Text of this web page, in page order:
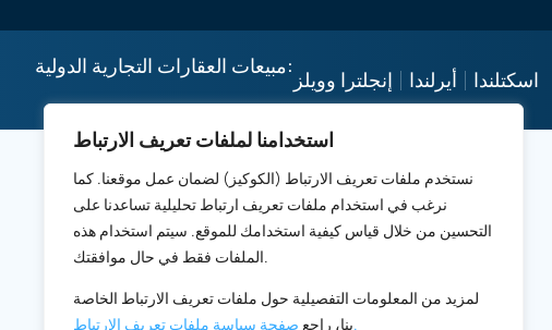
استخدامنا لملفات تعريف الارتباط
نستخدم ملفات تعريف الارتباط (الكوكيز) لضمان عمل موقعنا. كما
نرغب في استخدام ملفات تعريف ارتباط تحليلية تساعدنا على
التحسين من خلال قياس كيفية استخدامك للموقع. سيتم استخدام هذه
الملفات فقط في حال موافقتك.
لمزيد من المعلومات التفصيلية حول ملفات تعريف الارتباط الخاصة
بنا، راجعصفحة سياسة ملفات تعريف الارتباط.
مبيعات العقارات التجارية الدولية:
إنجلترا وويلز أيرلندا اسكتلندا